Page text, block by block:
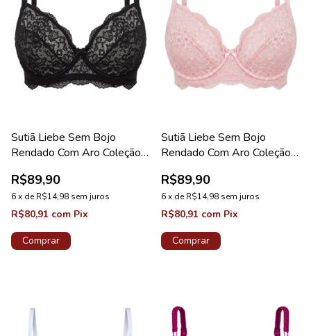
Sutiã Liebe Sem Bojo
Rendado Com Aro Coleção
R$89,90
6x deR$14,98 sem juros
R$80,91 com Pix
Comprar
Sutiã Liebe Sem Bojo
Rendado Com Aro Coleção
R$89,90
6x deR$14,98 sem juros
R$80,91 com Pix
Comprar